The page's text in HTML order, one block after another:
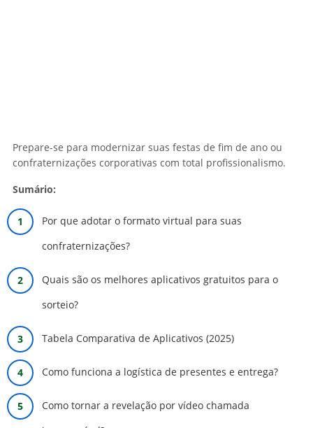
Prepare-se para modernizar suas festas de fim de ano ou
confraternizações corporativas com total profissionalismo.
Sumário:
Por que adotar o formato virtual para suas
confraternizações?
Quais são os melhores aplicativos gratuitos para o
sorteio?
Tabela Comparativa de Aplicativos (2025)
Como funciona a logística de presentes e entrega?
Como tornar a revelação por vídeo chamada